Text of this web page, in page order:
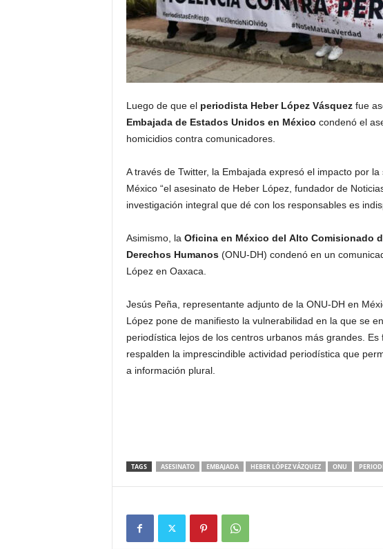
Luego de que el periodista Heber López Vásquezfue
Embajada de Estados Unidos en México condenó el
homicidios contra comunicadores.
A través de Twitter, la Embajada expresó el impacto por
México “el asesinato de Heber López, fundador de
investigación integral que dé con los responsables es
Asimismo, la Oficina en México del Alto Comisionado
Derechos Humanos (ONU-DH) condenó en un
López en Oaxaca.
Jesús Peña, representante adjunto de la ONU-DH en
López pone de manifiesto la vulnerabilidad en la que se
periodística lejos de los centros urbanos más grandes.
respalden la imprescindible actividad periodística que
a información plural.
TAGS ASESINATO EMBAJADA HEBER LÓPEZ VÁZQUEZ ONU